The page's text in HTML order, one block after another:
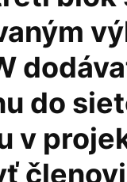
do
v